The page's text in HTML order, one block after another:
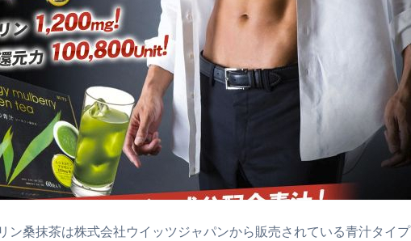
ン桑抹茶は株式会社ウイッツジャパンから販売されている青汁タイプ